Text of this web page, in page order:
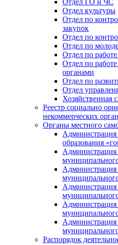
Отдел культуры
Отдел по
закупок
Отдел по
Отдел по
Отдел по
Отдел по
органами
Отдел по
Отдел
Хозяйственная
Реестр социально
некоммерческих
Органы местного
образования
Администрация
Распорядок